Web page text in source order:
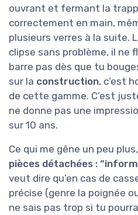
ouvrant et fermant la
correctement en main,
plusieurs verres à la suite.
clipse sans problème, il ne
barre pas dès que tu
sur la construction, c’est
de cette gamme. C’est
ne donne pas une
sur 10 ans.
Ce qui me gêne un peu
pièces détachées :
veut dire qu’en cas de
précise (genre la poignée
ne sais pas trop si tu